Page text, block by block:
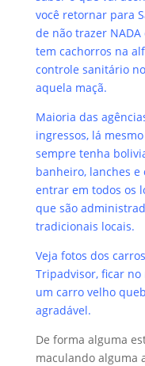
você retornar para
de não trazer
tem cachorros na
controle sanitário
aquela maçã.
Maioria das
ingressos, lá
sempre tenha
banheiro, lanches e
entrar em todos os
que são
tradicionais locais.
Veja fotos dos
Tripadvisor, ficar
um carro velho
agradável.
De forma alguma
maculando alguma